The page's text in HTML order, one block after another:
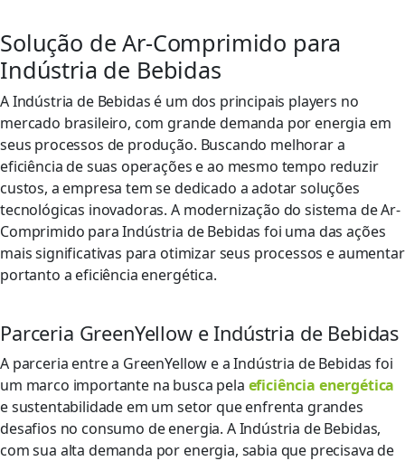
Solução de Ar-Comprimido para
Indústria de Bebidas
A Indústria de Bebidas é um dos principais players no
mercado brasileiro, com grande demanda por energia em
seus processos de produção. Buscando melhorar a
eficiência de suas operações e ao mesmo tempo reduzir
custos, a empresa tem se dedicado a adotar soluções
tecnológicas inovadoras. A modernização do sistema de Ar-
Comprimido para Indústria de Bebidas foi uma das ações
mais significativas para otimizar seus processos e aumentar
portanto a eficiência energética.
Parceria GreenYellow e Indústria de Bebidas
A parceria entre a GreenYellow e a Indústria de Bebidas foi
um marco importante na busca pela eficiência energética
e sustentabilidade em um setor que enfrenta grandes
desafios no consumo de energia. A Indústria de Bebidas,
com sua alta demanda por energia, sabia que precisava de